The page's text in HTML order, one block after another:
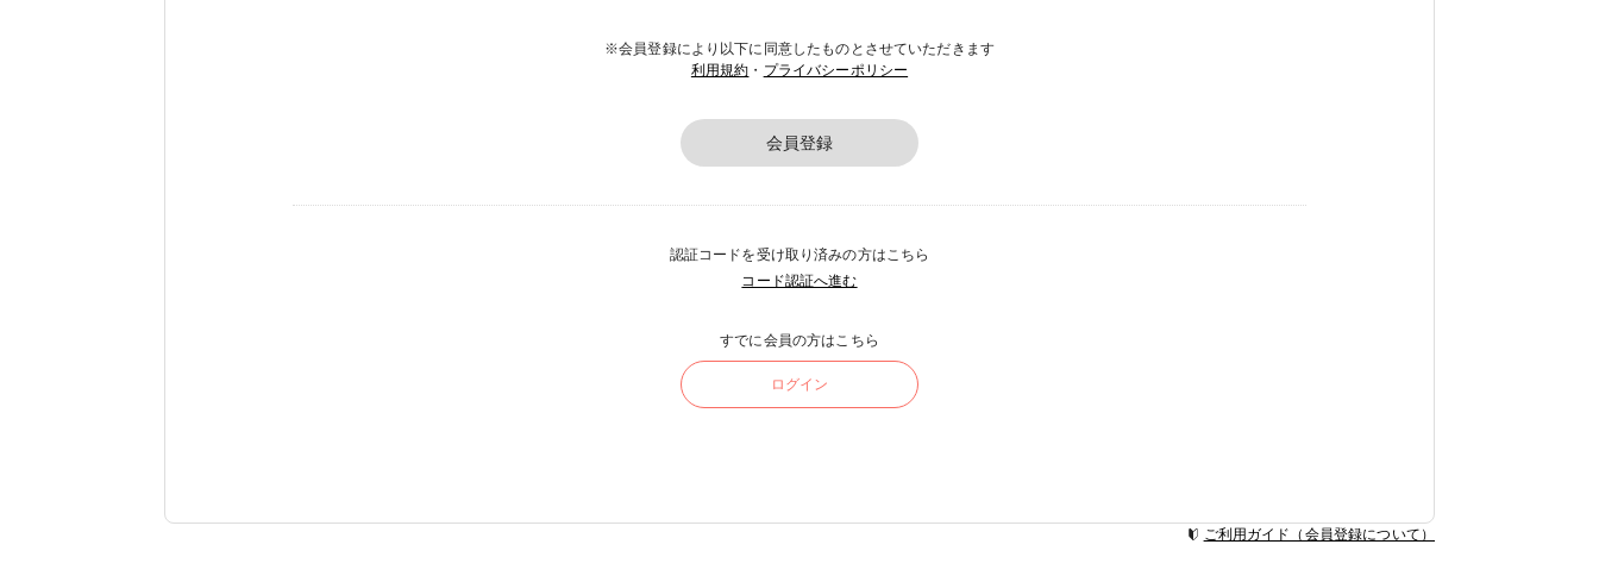
※会員登録により以下に同意したものとさせていただきます
利用規約 ・ プライバシーポリシー
会員登録
認証コードを受け取り済みの方はこちら
コード認証へ進む
すでに会員の方はこちら
ログイン
ご利用ガイド（会員登録について）